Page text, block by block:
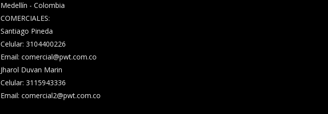
Medellín - Colombia
COMERCIALES:
Santiago Pineda
Celular: 3104400226
Email: comercial@pwt.com.co
Jharol Duvan Marin
Celular: 3115943336
Email: comercial2@pwt.com.co